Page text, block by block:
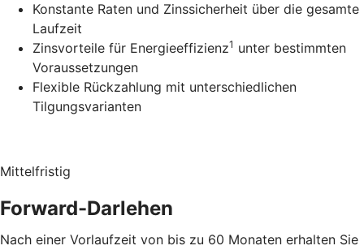
Konstante Raten und Zinssicherheit über die gesamte
Laufzeit
Zinsvorteile für Energieeffizienz1 unter bestimmten
Voraussetzungen
Flexible Rückzahlung mit unterschiedlichen
Tilgungsvarianten
Mittelfristig
Forward-Darlehen
Nach einer Vorlaufzeit von bis zu 60 Monaten erhalten Sie